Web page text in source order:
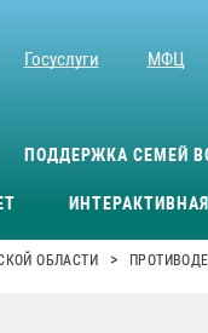
Госуслуги МФЦ
ПОДДЕРЖКА СЕМЕЙ
ОБЛАСТИ >